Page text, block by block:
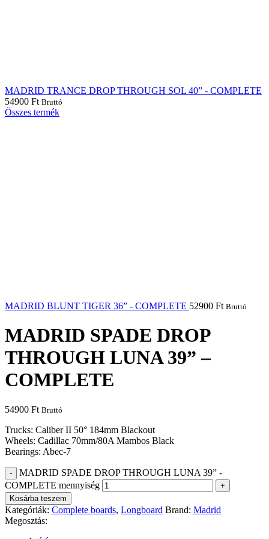
MADRID TRANCE DROP THROUGH SOL 40” - COMPLETE
54900 Ft Bruttó
Összes termék
MADRID BLUNT TIGER 36” - COMPLETE 52900 Ft Bruttó
MADRID SPADE DROP
THROUGH LUNA 39” –
COMPLETE
54900 Ft Bruttó
Trucks: Caliber II 50° 184mm Blackout
Wheels: Cadillac 70mm/80A Mambos Black
Bearings: Abec-7
MADRID SPADE DROP THROUGH LUNA 39” -
COMPLETE mennyiség
Kosárba teszem
Kategóriák: Complete boards, Longboard Brand: Madrid
Megosztás: